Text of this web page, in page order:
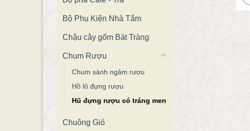
Bộ Phụ Kiện Nhà Tắm
Chậu cây gốm Bát Tràng
Chum Rượu
Chum sành ngâm rượu
Hồ lô đựng rượu
Hũ đựng rượu có tráng men
Chuông Gió